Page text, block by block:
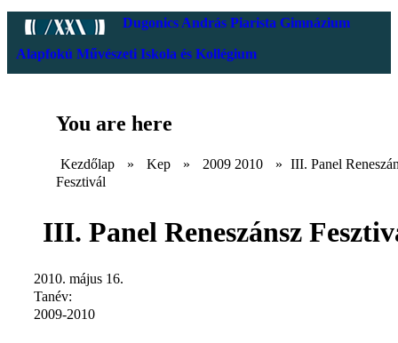
Dugonics András Piarista Gimnázium
Alapfokú Művészeti Iskola és Kollégium
You are here
Kezdőlap » Kep » 2009 2010 » III. Panel
Fesztivál
III. Panel Reneszánsz
2010. május 16.
Tanév:
2009-2010